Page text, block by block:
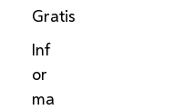
Gratis
Inf
or
ma